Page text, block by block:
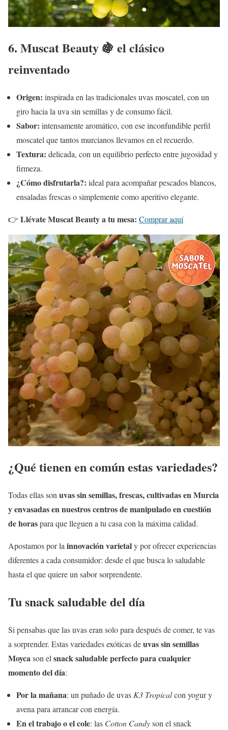
6. Muscat Beauty 🍇 el clásico
reinventado
Origen: inspirada en las tradicionales uvas moscatel, con un
giro hacia la uva sin semillas y de consumo fácil.
Sabor: intensamente aromático, con ese inconfundible perfil
moscatel que tantos murcianos llevamos en el recuerdo.
Textura: delicada, con un equilibrio perfecto entre jugosidad y
firmeza.
¿Cómo disfrutarla?: ideal para acompañar pescados blancos,
ensaladas frescas o simplemente como aperitivo elegante.
👉 Llévate Muscat Beauty a tu mesa: Comprar aquí
¿Qué tienen en común estas variedades?
Todas ellas son uvas sin semillas, frescas, cultivadas en Murcia
y envasadas en nuestros centros de manipulado en cuestión
de horaspara que lleguen a tu casa con la máxima calidad.
Apostamos por la innovación varietaly por ofrecer experiencias
diferentes a cada consumidor: desde el que busca lo saludable
hasta el que quiere un sabor sorprendente.
Tu snack saludable del día
Si pensabas que las uvas eran solo para después de comer, te vas
a sorprender. Estas variedades exóticas deuvas sin semillas
Moycason elsnack saludable perfecto para cualquier
momento del día:
Por la mañana: un puñado de uvasK3 Tropicalcon yogur y
avena para arrancar con energía.
En el trabajo o el cole: las Cotton Candyson el snack